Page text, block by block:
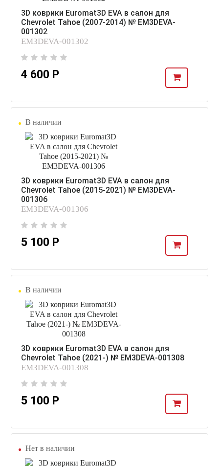
3D коврики Euromat3D EVA в салон для
Chevrolet Tahoe (2007-2014) № EM3DEVA-
001302
EM3DEVA-001302
4 600 Р
В наличии
3D коврики Euromat3D EVA в салон для
Chevrolet Tahoe (2015-2021) № EM3DEVA-
001306
EM3DEVA-001306
5 100 Р
В наличии
3D коврики Euromat3D EVA в салон для
Chevrolet Tahoe (2021-) № EM3DEVA-001308
EM3DEVA-001308
5 100 Р
Нет в наличии